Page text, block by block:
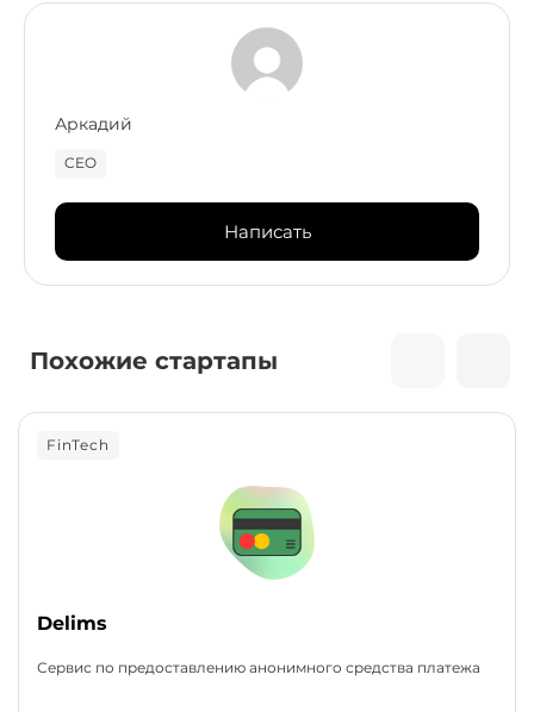
Аркадий
CEO
Написать
Похожие стартапы
FinTech
Delims
Сервис по предоставлению анонимного средства платежа